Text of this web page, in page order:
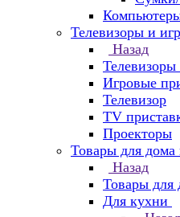
Телевизоры и
Назад
Игровые
Телевизор
TV
Проекторы
Товары для дома
Назад
Товары для
Для кухни